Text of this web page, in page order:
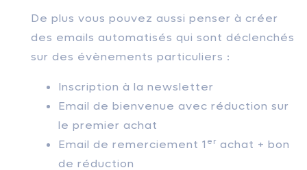
De plus vous pouvez aussi penser à créer
des emails automatisés qui sont déclenchés
sur des évènements particuliers :
Inscription à la newsletter
Email de bienvenue avec réduction sur
le premier achat
Email de remerciement 1 er achat + bon
de réduction